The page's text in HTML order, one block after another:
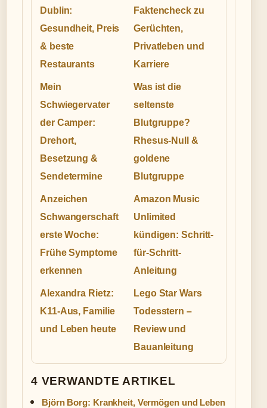
Dublin:
Gesundheit, Preis
& beste
Restaurants
Faktencheck zu
Gerüchten,
Privatleben und
Karriere
Mein
Schwiegervater
der Camper:
Drehort,
Besetzung &
Sendetermine
Was ist die
seltenste
Blutgruppe?
Rhesus-Null &
goldene
Blutgruppe
Anzeichen
Schwangerschaft
erste Woche:
Frühe Symptome
erkennen
Amazon Music
Unlimited
kündigen: Schritt-
für-Schritt-
Anleitung
Alexandra Rietz:
K11-Aus, Familie
und Leben heute
Lego Star Wars
Todesstern –
Review und
Bauanleitung
4 VERWANDTE ARTIKEL
Björn Borg: Krankheit, Vermögen und Leben